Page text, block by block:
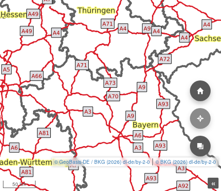
«
50 km
© GeoBasis-DE / BKG (2026) dl-de/by-2-0 © BKG (2026) dl-de/by-2-0